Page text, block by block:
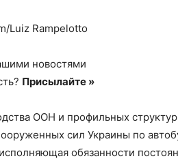
Luiz Rampelotto
новостями
Присылайте »
ООН и профильных
сил Украины по
обязанности